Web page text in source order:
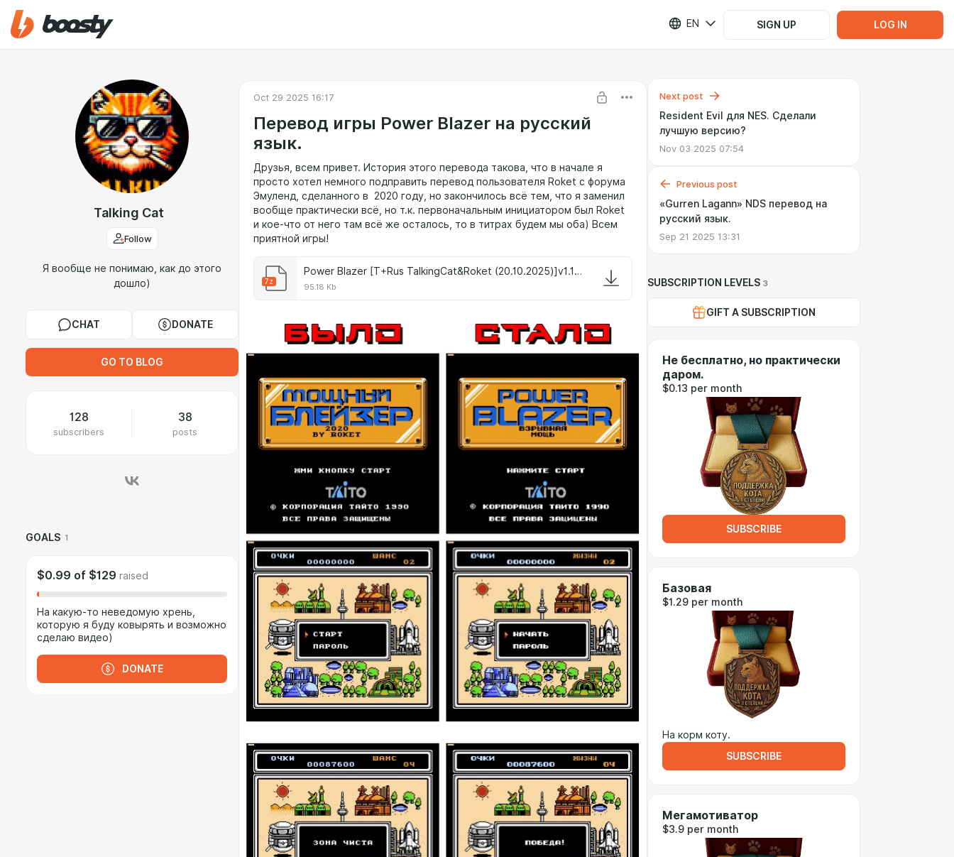
EN SIGN UP LOG IN
Talking Cat
Follow
Я вообще не понимаю, как до этого
дошло)
CHAT DONATE
GO TO BLOG
128
subscribers
38
posts
GOALS 1
$0.99 of $129 raised
На какую-то неведомую хрень,
которую я буду ковырять и возможно
сделаю видео)
DONATE
Oct 29 2025 16:17
Перевод игры Power Blazer на русский
язык.
Друзья, всем привет. История этого перевода такова, что в начале я
просто хотел немного подправить перевод пользователя Roket с форума
Эмуленд, сделанного в 2020 году, но закончилось всё тем, что я заменил
вообще практически всё, но т.к. первоначальным инициатором был Roket
и кое-что от него там всё же осталось, то в титрах будем мы оба) Всем
приятной игры!
7z
Power Blazer [T+Rus TalkingCat&Roket (20.10.2025)]v1.1.7z
95.18 Kb
Next post
Resident Evil для NES. Сделали
лучшую версию?
Nov 03 2025 07:54
Previous post
«Gurren Lagann» NDS перевод на
русский язык.
Sep 21 2025 13:31
SUBSCRIPTION LEVELS 3
GIFT A SUBSCRIPTION
Не бесплатно, но практически
даром.
$0.13 per month
SUBSCRIBE
Базовая
$1.29 per month
На корм коту.
SUBSCRIBE
Мегамотиватор
$3.9 per month